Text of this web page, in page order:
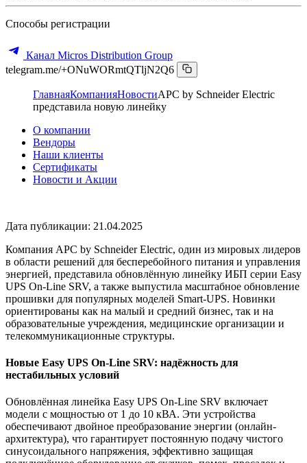
Способы регистрации
Канал Micros Distribution Group
telegram.me/+ONuWORmtQTljN2Q6
ГлавнаяКомпанияНовостиAPC by Schneider Electric
представила новую линейку
О компании
Вендоры
Наши клиенты
Сертификаты
Новости и Акции
Дата публикации: 21.04.2025
Компания APC by Schneider Electric, один из мировых лидеров
в области решений для бесперебойного питания и управления
энергией, представила обновлённую линейку ИБП серии Easy
UPS On-Line SRV, а также выпустила масштабное обновление
прошивки для популярных моделей Smart-UPS. Новинки
ориентированы как на малый и средний бизнес, так и на
образовательные учреждения, медицинские организации и
телекоммуникационные структуры.
Новые Easy UPS On-Line SRV: надёжность для
нестабильных условий
Обновлённая линейка Easy UPS On-Line SRV включает
модели с мощностью от 1 до 10 кВА. Эти устройства
обеспечивают двойное преобразование энергии (онлайн-
архитектура), что гарантирует постоянную подачу чистого
синусоидального напряжения, эффективно защищая